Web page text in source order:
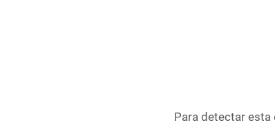
Para detectar esta